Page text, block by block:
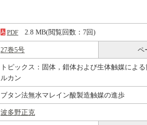
PDF 2.8 MB(閲覧回数：7回)
27巻5号 ペ
トピックス：固体，錯体および生体触媒によ
ルカン
ブタン法無水マレイン酸製造触媒の進歩
波多野正克